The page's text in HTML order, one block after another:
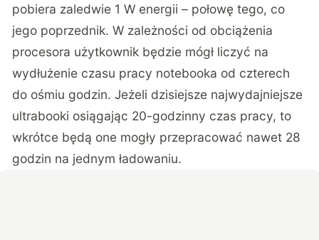
pobiera zaledwie 1 W energii – połowę tego, co
jego poprzednik. W zależności od obciążenia
procesora użytkownik będzie mógł liczyć na
wydłużenie czasu pracy notebooka od czterech
do ośmiu godzin. Jeżeli dzisiejsze najwydajniejsze
ultrabooki osiągając 20-godzinny czas pracy, to
wkrótce będą one mogły przepracować nawet 28
godzin na jednym ładowaniu.